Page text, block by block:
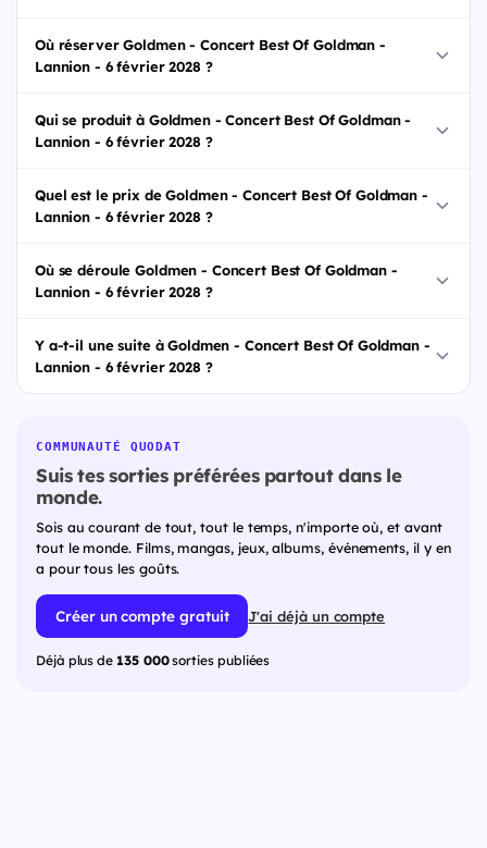
Où réserver Goldmen - Concert Best Of Goldman -
Lannion - 6 février 2028 ?
Qui se produit à Goldmen - Concert Best Of Goldman -
Lannion - 6 février 2028 ?
Quel est le prix de Goldmen - Concert Best Of Goldman -
Lannion - 6 février 2028 ?
Où se déroule Goldmen - Concert Best Of Goldman -
Lannion - 6 février 2028 ?
Y a-t-il une suite à Goldmen - Concert Best Of Goldman -
Lannion - 6 février 2028 ?
COMMUNAUTÉ QUODAT
Suis tes sorties préférées partout dans le
monde.
Sois au courant de tout, tout le temps, n'importe où, et avant
tout le monde. Films, mangas, jeux, albums, événements, il y en
a pour tous les goûts.
Créer un compte gratuit J'ai déjà un compte
Déjà plus de 135 000sorties publiées